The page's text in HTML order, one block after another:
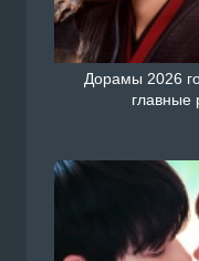
Дорамы 2026
главные